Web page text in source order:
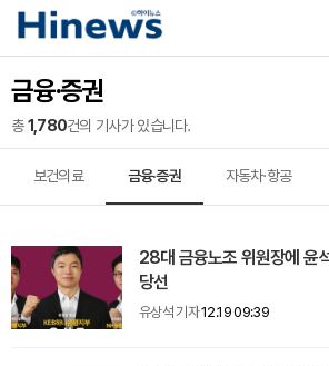
금융·증권
총1,780건의 기사가 있습니다.
보건의료 금융·증권 자동차·항공
28대 금융노조 위원장에 윤
당선
유상석 기자12.19 09:39